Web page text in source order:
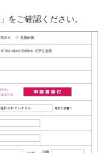
」をご確認ください。